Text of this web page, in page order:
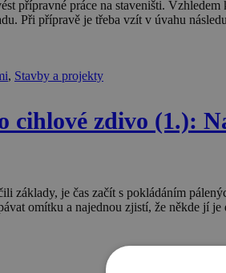
přípravné práce na staveništi.
Při přípravě je třeba vzít v úvahu
, Stavby a projekty
cihlové zdivo (1.):
základy, je čas začít s pokládáním
omítku a najednou zjistí, že někde jí